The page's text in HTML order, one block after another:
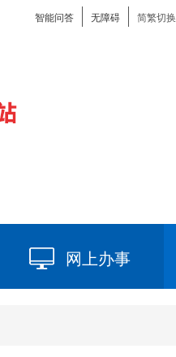
智能问答 无障碍 简繁切换
网上办事